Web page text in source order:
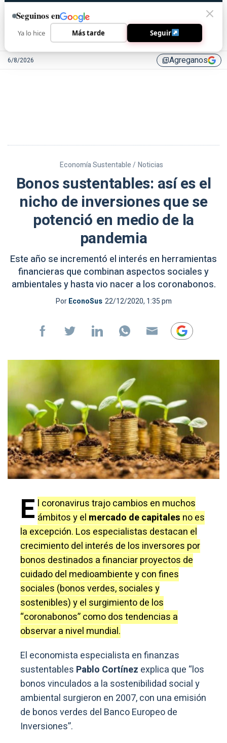
6/8/2026 library_addAgreganos
Economía Sustentable / Noticias
Bonos sustentables: así es el
nicho de inversiones que se
potenció en medio de la
pandemia
Este año se incrementó el interés en herramientas
financieras que combinan aspectos sociales y
ambientales y hasta vio nacer a los coronabonos.
PorEconoSus 22/12/2020, 1:35 pm
E l coronavirus trajo cambios en muchos
ámbitos y el mercado de capitales no es
la excepción. Los especialistas destacan el
crecimiento del interés de los inversores por
bonos destinados a financiar proyectos de
cuidado del medioambiente y con fines
sociales (bonos verdes, sociales y
sostenibles) y el surgimiento de los
“coronabonos” como dos tendencias a
observar a nivel mundial.
El economista especialista en finanzas
sustentables Pablo Cortínez explica que “los
bonos vinculados a la sostenibilidad social y
ambiental surgieron en 2007, con una emisión
de bonos verdes del Banco Europeo de
Inversiones”.
Seguinos en
Ya lo hice Más tarde Seguir